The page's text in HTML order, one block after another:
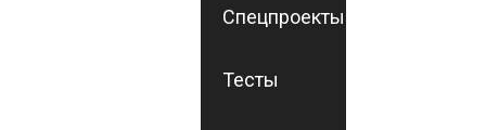
Спецпроекты
Тесты